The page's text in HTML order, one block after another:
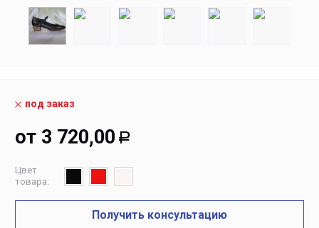
под заказ
от 3 720,00 Р
Цвет
товара:
Получить консультацию